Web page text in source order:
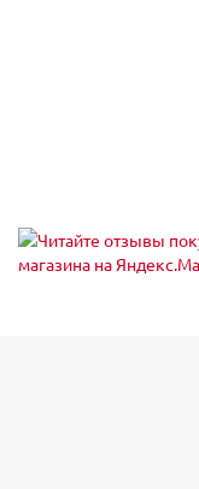
Пн-Пт 10:00-21:00, Сб-
Санкт-Петербург,
Санкт-Петербург,
Санкт-Петербург,